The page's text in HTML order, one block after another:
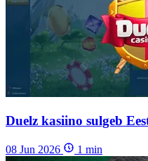
Duelz kasiino sulgeb
08 Jun 2026 1 min